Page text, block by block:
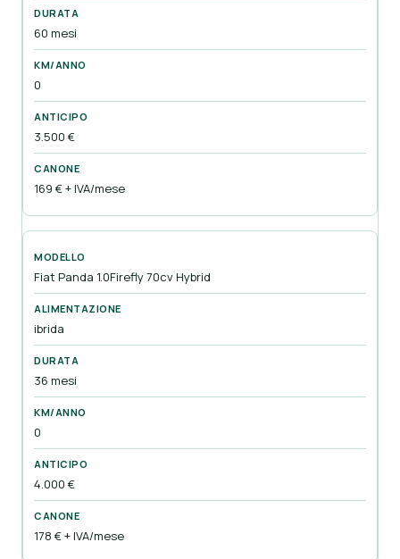
60 mesi
0
3.500 €
169 € + IVA/mese
Fiat Panda 1.0Firefly 70cv Hybrid
ibrida
36 mesi
0
4.000 €
178 € + IVA/mese